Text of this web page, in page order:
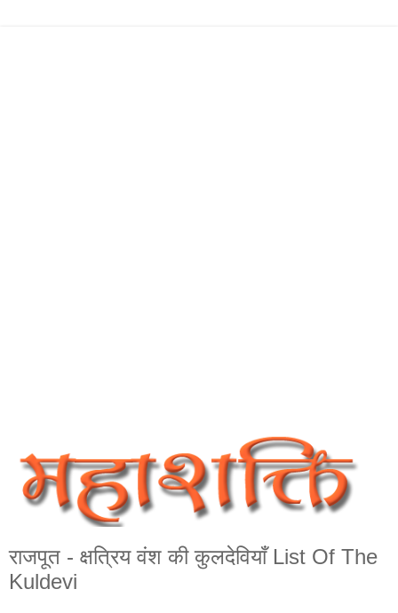
राजपूत - क्षत्रिय वंश की कुलदेवियाँ List Of The
Kuldevi